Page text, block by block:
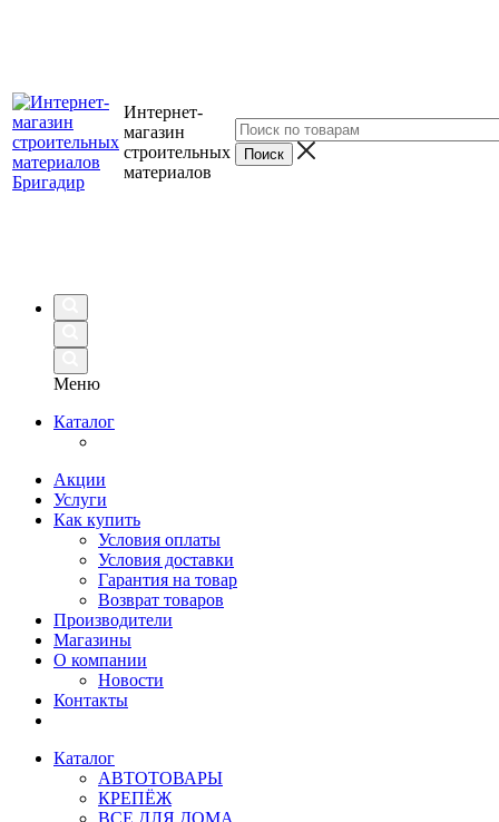
Интернет-
магазин
строительных
материалов
Меню
Каталог
Акции
Услуги
Как купить
Условия оплаты
Условия доставки
Гарантия на товар
Возврат товаров
Производители
Магазины
О компании
Новости
Контакты
Каталог
АВТОТОВАРЫ
КРЕПЁЖ
ВСЕ ДЛЯ ДОМА